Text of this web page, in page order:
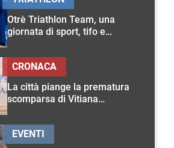
Otrè Triathlon Team, una
giornata di sport, tifo e
La città piange la prematura
scomparsa di Vitiana
CRONACA
EVENTI